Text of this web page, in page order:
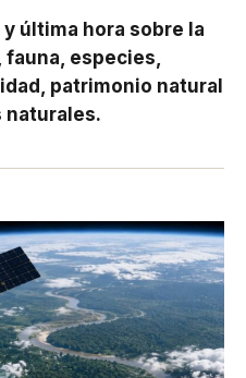
última hora sobre la
especies,
patrimonio natural
naturales.